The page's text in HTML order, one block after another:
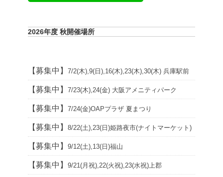
2026年度 秋開催場所
【募集中】 7/2(木),9(日),16(木),23(木),30(木) 兵庫駅前
【募集中】 7/23(木),24(金) 大阪アメニティパーク
【募集中】 7/24(金)OAPプラザ 夏まつり
【募集中】 8/22(土),23(日)姫路夜市(ナイトマーケット)
【募集中】 9/12(土),13(日)福山
【募集中】 9/21(月祝),22(火祝),23(水祝)上郡